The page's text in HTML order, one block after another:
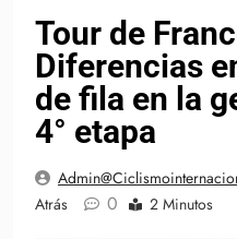
Tour de
Diferencias
de fila en la
4° etapa
Atrás
0 2 Minutos